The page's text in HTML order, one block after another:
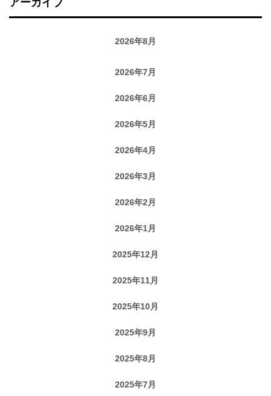
2026年8月
2026年7月
2026年6月
2026年5月
2026年4月
2026年3月
2026年2月
2026年1月
2025年12月
2025年11月
2025年10月
2025年9月
2025年8月
2025年7月